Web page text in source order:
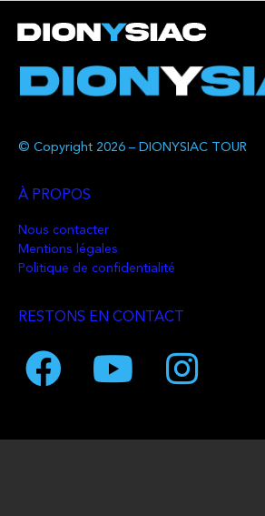
© Copyright 2026 – DIONYSIAC TOUR
À PROPOS
Nous contacter
Mentions légales
Politique de confidentialité
RESTONS EN CONTACT